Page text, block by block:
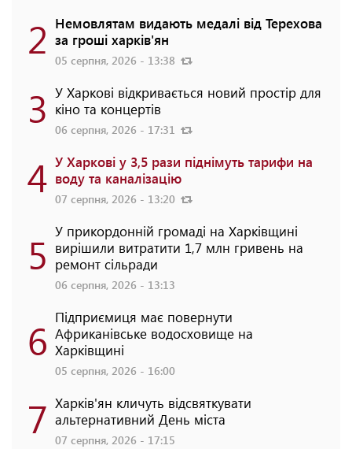
2 Немовлятам видають медалі від Терехова
за гроші харків'ян
05 серпня, 2026 - 13:38
3 У Харкові відкривається новий простір для
кіно та концертів
06 серпня, 2026 - 17:31
4 У Харкові у 3,5 рази піднімуть тарифи на
воду та каналізацію
07 серпня, 2026 - 13:20
5 У прикордонній громаді на Харківщині
вирішили витратити 1,7 млн гривень на
ремонт сільради
06 серпня, 2026 - 13:13
6 Підприємиця має повернути
Африканівське водосховище на
Харківщині
05 серпня, 2026 - 16:00
7 Харків'ян кличуть відсвяткувати
альтернативний День міста
07 серпня, 2026 - 17:15